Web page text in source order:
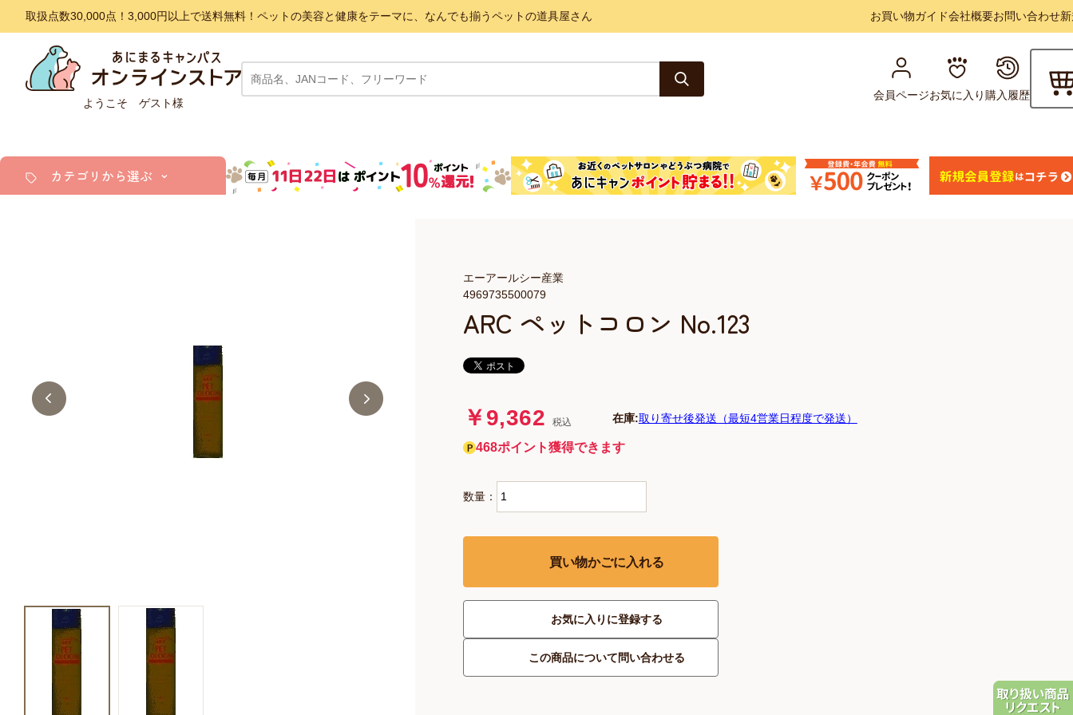
取扱点数30,000点！3,000円以上で送料無料！ペットの美容と健康をテーマに、なんでも揃うペットの道具屋さん お買い物ガイド会社概要お問い合わせ
ようこそ ゲスト様
会員ページお気に入り購入履歴
カテゴリから選ぶ
美容・ケア用品
服・おさんぽ用品
ARC ペットコロン No.123
4969735500079
エーアールシー産業
￥9,362 税込 在庫:取り寄せ後発送（最短4営業日程度で発送）
468ポイント獲得できます
数量：
買い物かごに入れる
お気に入りに登録する
この商品について問い合わせる